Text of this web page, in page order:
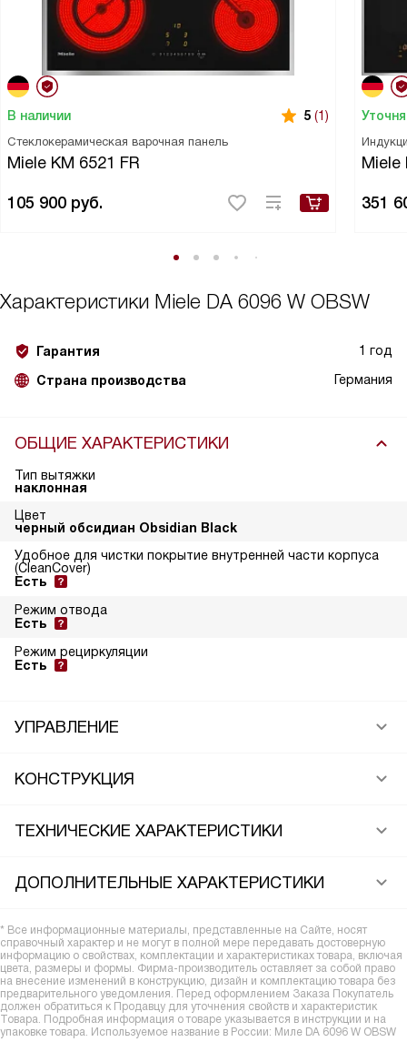
В наличии 5 (1)
Стеклокерамическая варочная панель
Miele KM 6521 FR
105 900 руб.
Miele
351
Характеристики Miele DA 6096 W OBSW
Гарантия 1 год
Страна производства Германия
ОБЩИЕ ХАРАКТЕРИСТИКИ
Тип вытяжки
наклонная
Цвет
черный обсидиан Obsidian Black
Удобное для чистки покрытие внутренней части корпуса
(CleanCover)
Есть
Режим отвода
Есть
Режим рециркуляции
Есть
УПРАВЛЕНИЕ
КОНСТРУКЦИЯ
ТЕХНИЧЕСКИЕ ХАРАКТЕРИСТИКИ
ДОПОЛНИТЕЛЬНЫЕ ХАРАКТЕРИСТИКИ
* Все информационные материалы, представленные на Сайте, носят
справочный характер и не могут в полной мере передавать достоверную
информацию о свойствах, комплектации и характеристиках товара, включая
цвета, размеры и формы. Фирма-производитель оставляет за собой право
на внесение изменений в конструкцию, дизайн и комплектацию товара без
предварительного уведомления. Перед оформлением Заказа Покупатель
должен обратиться к Продавцу для уточнения свойств и характеристик
Товара. Подробная информация о товаре указывается в инструкции и на
упаковке товара. Используемое название в России: Миле DA 6096 W OBSW